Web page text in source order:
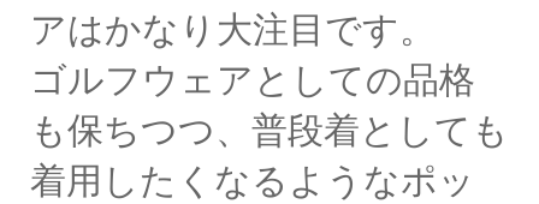
アはかなり大注目です。
ゴルフウェアとしての品格
も保ちつつ、普段着としても
着用したくなるようなポッ